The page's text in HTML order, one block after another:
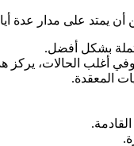
يمتد على مدار عدة
بشكل أفضل.
المعقدة.